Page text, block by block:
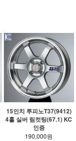
15인치 루피노T37(9412)
4홀 실버 림컷팅(67.1) KC
인증
190,000원